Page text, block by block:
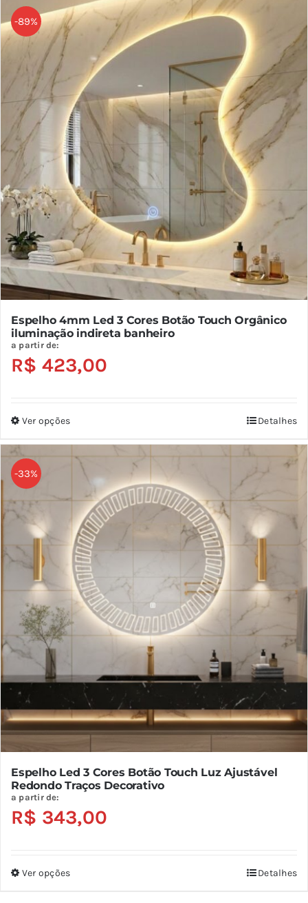
tem
várias
variantes.
opções
podem
ser
escolhidas
na
página
do
produto
-89%
Espelho 4mm Led 3 Cores Botão Touch Orgânico
iluminação indireta banheiro
a partir de:
R$ 423,00
Ver opçõesEste
produto
tem
várias
variantes.
As
opções
podem
ser
escolhidas
página
produto
Detalhes
-33%
Espelho Led 3 Cores Botão Touch Luz Ajustável
Redondo Traços Decorativo
a partir de:
R$ 343,00
Ver opçõesEste
Detalhes